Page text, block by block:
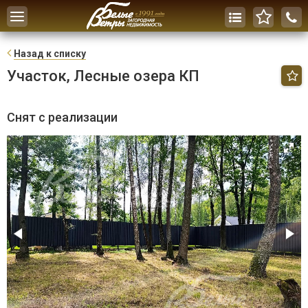
Toggle
navigation
Назад к списку
Участок, Лесные озера КП
Снят с реализации